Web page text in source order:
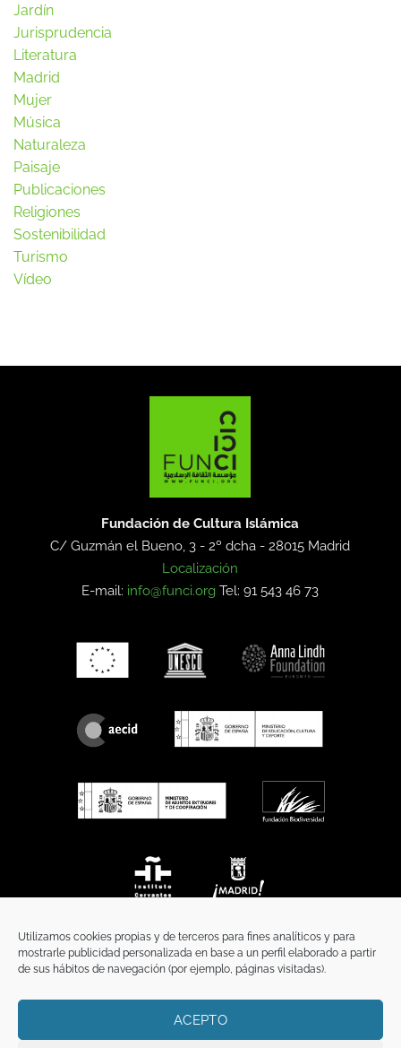
Utilizamos cookies propias y de terceros para fines analíticos y para
mostrarle publicidad personalizada en base a un perfil elaborado a partir
de sus hábitos de navegación (por ejemplo, páginas visitadas).
ACEPTO
Jardín
Jurisprudencia
Literatura
Madrid
Mujer
Música
Naturaleza
Paisaje
Publicaciones
Religiones
Sostenibilidad
Turismo
Vídeo
Fundación de Cultura Islámica
C/ Guzmán el Bueno, 3 - 2º dcha -28015 Madrid
Localización
E-mail: info@funci.org Tel: 91 543 46 73